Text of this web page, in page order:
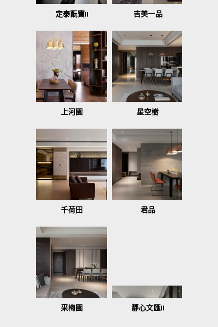
定泰翫寶II 吉美一品
上河園 星空樹
千荷田 君品
采梅園 靜心文匯II